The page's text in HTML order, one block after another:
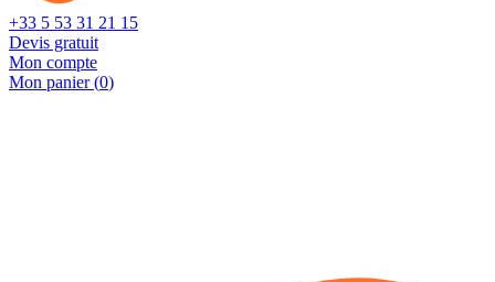
+33 5 53 31 21 15
Devis gratuit
Mon compte
Mon panier (0)